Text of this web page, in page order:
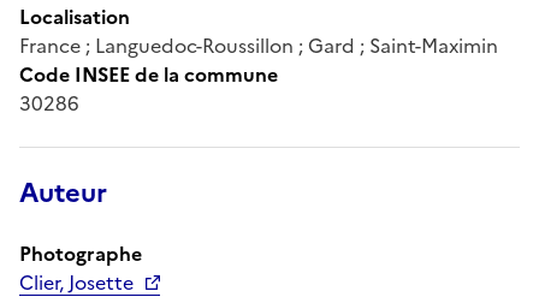
Localisation
France ; Languedoc-Roussillon ; Gard ; Saint-Maximin
Code INSEE de la commune
30286
Auteur
Photographe
Clier, Josette